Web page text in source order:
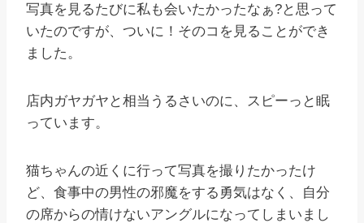
写真を見るたびに私も会いたかったなぁ?と思って
いたのですが、ついに！そのコを見ることができ
ました。
店内ガヤガヤと相当うるさいのに、スピーっと眠
っています。
猫ちゃんの近くに行って写真を撮りたかったけ
ど、食事中の男性の邪魔をする勇気はなく、自分
の席からの情けないアングルになってしまいまし